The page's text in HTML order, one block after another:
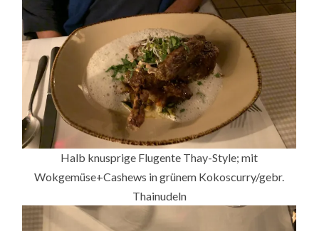
Halb knusprige Flugente Thay-Style; mit
Wokgemüse+Cashews in grünem Kokoscurry/gebr.
Thainudeln